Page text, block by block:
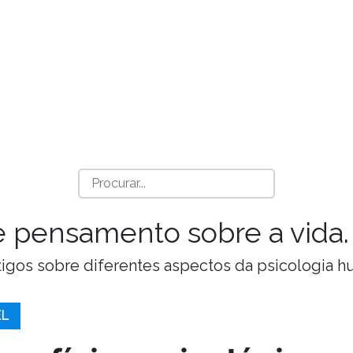
pensamento sobre a vida.
sobre diferentes aspectos da psicologia